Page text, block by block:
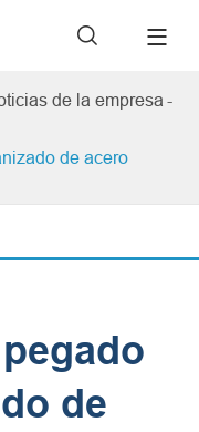

de la empresa
de acero
de